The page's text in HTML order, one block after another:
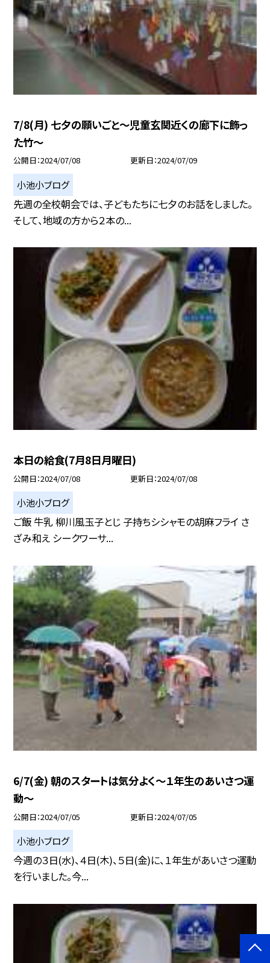
7/8(月) 七夕の願いごと〜児童玄関近くの廊下に飾っ
た竹〜
公開日 2024/07/08 更新日 2024/07/09
小池小ブログ
先週の全校朝会では、子どもたちに七夕のお話をしました。
そして、地域の方から２本の...
本日の給食(7月8日月曜日)
公開日 2024/07/08 更新日 2024/07/08
小池小ブログ
ご飯 牛乳 柳川風玉子とじ 子持ちシシャモの胡麻フライ さ
ざみ和え シークワーサ...
6/7(金) 朝のスタートは気分よく〜１年生のあいさつ運
動〜
公開日 2024/07/05 更新日 2024/07/05
小池小ブログ
今週の３日(水)、４日(木)、５日(金)に、１年生があいさつ運動
を行いました。今...